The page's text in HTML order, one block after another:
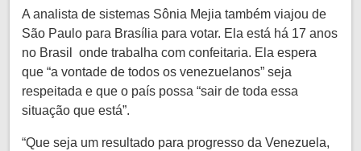
A analista de sistemas Sônia Mejia também viajou de
São Paulo para Brasília para votar. Ela está há 17 anos
no Brasil onde trabalha com confeitaria. Ela espera
que “a vontade de todos os venezuelanos” seja
respeitada e que o país possa “sair de toda essa
situação que está”.
“Que seja um resultado para progresso da Venezuela,